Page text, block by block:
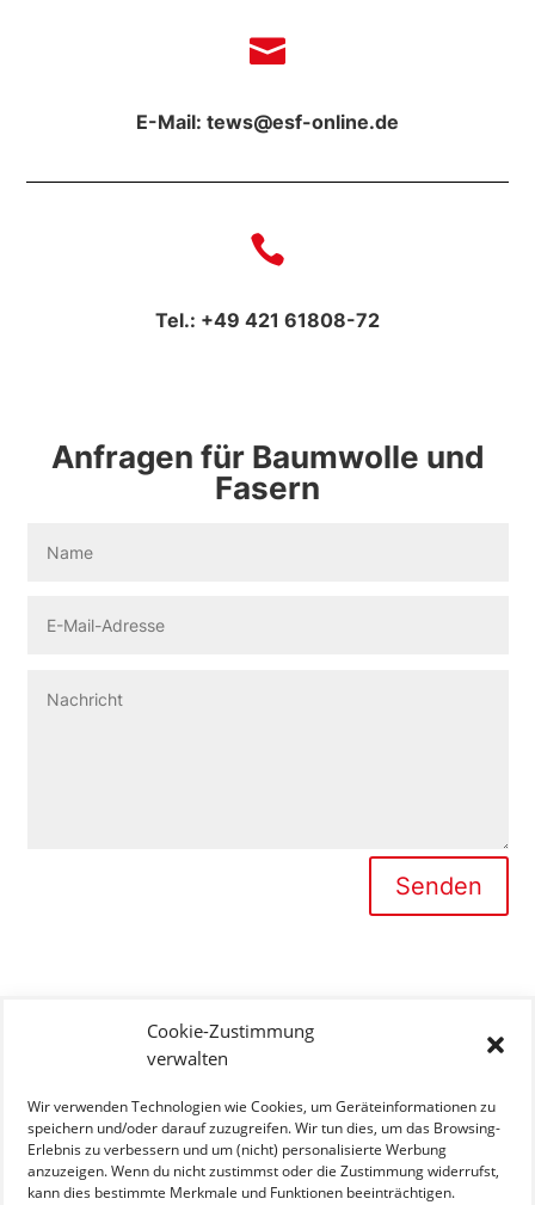
Cookie-Zustimmung
verwalten
Wir verwenden Technologien wie Cookies, um Geräteinformationen zu
speichern und/oder darauf zuzugreifen. Wir tun dies, um das Browsing-
Erlebnis zu verbessern und um (nicht) personalisierte Werbung
anzuzeigen. Wenn du nicht zustimmst oder die Zustimmung widerrufst,
kann dies bestimmte Merkmale und Funktionen beeinträchtigen.

E-Mail: tews@esf-online.de

Tel.: +49 421 61808-72
Anfragen für Baumwolle und
Fasern
Senden